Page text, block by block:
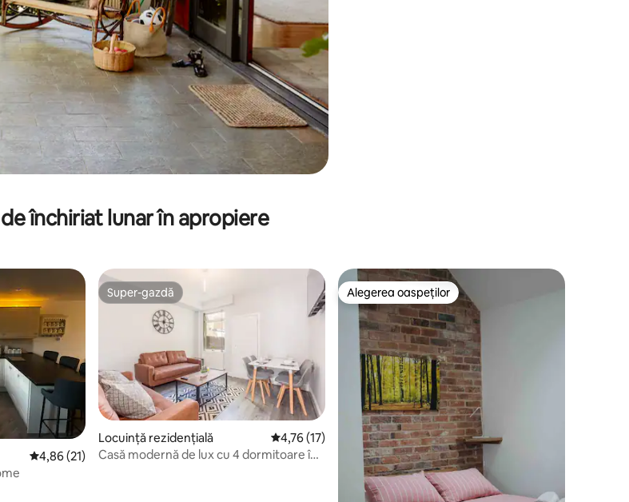
închiriat lunar în apropiere
Scor mediu de 4,86 din 5, 21 recenzii
4,86 (21)
Super-gazdă
Super-gazdă
Locuință rezidențială Scor mediu de 4,76 din 5, 17 recenzii
4,76 (17)
Casă modernă de lux cu 4 dormitoare în
Alegerea oaspeților
Alegerea oaspeților